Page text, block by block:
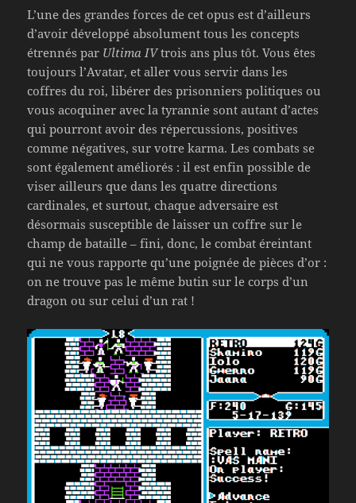
L’une des grandes forces de cet opus est d’ailleurs
d’avoir développé absolument tous les concepts
étrennés par Ultima IVtrois ans plus tôt. Vous êtes
toujours l’Avatar, et aller vous servir dans les
coffres du roi, libérer des prisonniers politiques ou
vous acoquiner avec la tyrannie sont autant d’actes
qui pourront avoir des répercussions, positives
comme négatives, sur votre karma. Les combats se
sont également améliorés : il est enfin possible de
viser ailleurs que dans les quatre directions
cardinales, et surtout, chaque adversaire est
désormais susceptible de laisser un coffre sur le
champ de bataille – fini, donc, le combat éreintant
qui ne vous rapporte qu’une poignée de pièces d’or :
on ne trouve pas le même butin sur le corps d’un
dragon ou sur celui d’un rat !